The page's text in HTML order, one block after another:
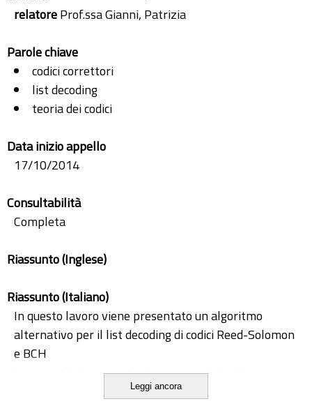
relatoreProf.ssa Gianni, Patrizia
Parole chiave
codici correttori
list decoding
teoria dei codici
Data inizio appello
17/10/2014
Consultabilità
Completa
Riassunto (Inglese)
Riassunto (Italiano)
In questo lavoro viene presentato un algoritmo
alternativo per il list decoding di codici Reed-Solomon
e BCH
basato sull'algoritmo di divisione euclidea. Fissato un
numero e, e data una parola ricevuta, l'obiettivo e'
Leggi ancora